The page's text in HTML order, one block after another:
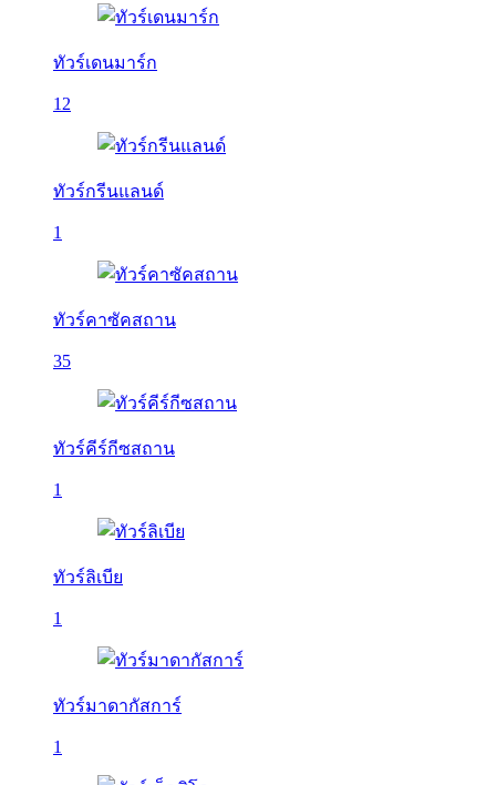
ทัวร์เดนมาร์ก
12
ทัวร์กรีนแลนด์
1
ทัวร์คาซัคสถาน
35
ทัวร์คีร์กีซสถาน
1
ทัวร์ลิเบีย
1
ทัวร์มาดากัสการ์
1